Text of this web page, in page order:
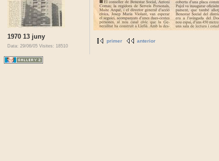
1970 13 juny
Data: 29/06/05 Visites: 18510
primer anterior